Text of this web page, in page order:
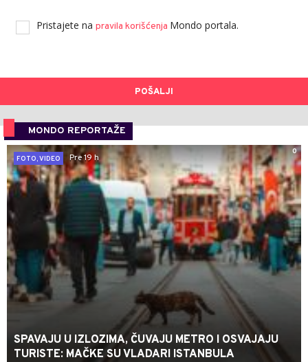
Pristajete na pravila korišćenja Mondo portala.
POŠALJI
MONDO REPORTAŽE
0
FOTO, VIDEO
Pre 19 h
SPAVAJU U IZLOZIMA, ČUVAJU METRO I OSVAJAJU
TURISTE: MAČKE SU VLADARI ISTANBULA